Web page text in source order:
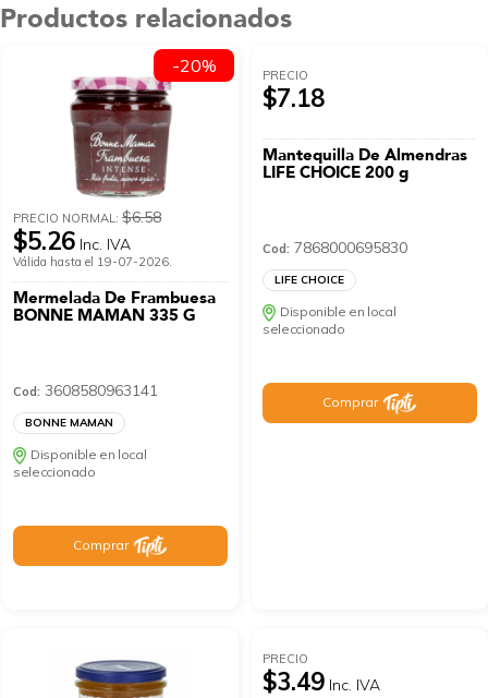
Productos relacionados
PRECIO NORMAL:$6.58
$5.26 Inc. IVA
Válida hasta el 19-07-2026.
Mermelada De Frambuesa
BONNE MAMAN 335 G
Cod: 3608580963141
BONNE MAMAN
Disponible en local
seleccionado
Comprar
-20% PRECIO
$7.18
Mantequilla De Almendras
LIFE CHOICE 200 g
Cod: 7868000695830
LIFE CHOICE
Disponible en local
seleccionado
Comprar
PRECIO
$3.49 Inc. IVA